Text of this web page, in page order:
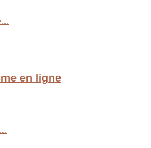
en ligne